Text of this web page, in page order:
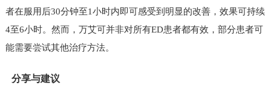
者在服用后30分钟至1小时内即可感受到明显的改善，效果可持续
4至6小时。然而，万艾可并非对所有ED患者都有效，部分患者可
能需要尝试其他治疗方法。
分享与建议